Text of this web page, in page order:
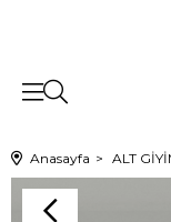
Anasayfa ALT